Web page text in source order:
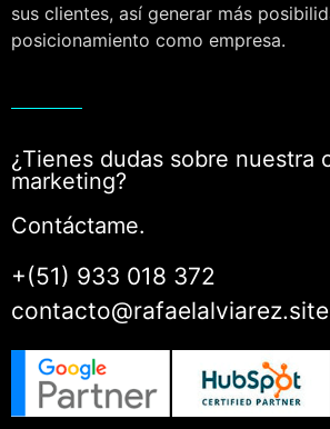
sus clientes, así generar más
posicionamiento como empresa.
¿Tienes dudas sobre nuestra
marketing?
Contáctame.
+(51) 933 018 372
contacto@rafaelalviarez.site